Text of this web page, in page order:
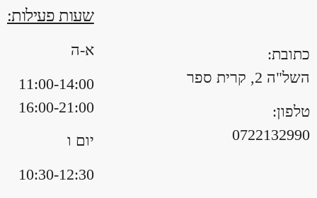
כתובת:
השל"ה 2, קרית ספר
טלפון:
0722132990
שעות פעילות:
א-ה
11:00-14:00
16:00-21:00
יום ו
10:30-12:30